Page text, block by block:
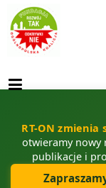
RT-ON zmienia
otwieramy nowy
publikacje i